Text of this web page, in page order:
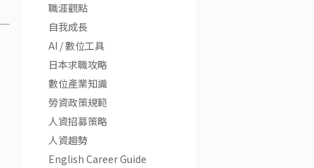
職涯觀點
自我成長
AI / 數位工具
日本求職攻略
數位產業知識
勞資政策規範
人資招募策略
人資趨勢
English Career Guide